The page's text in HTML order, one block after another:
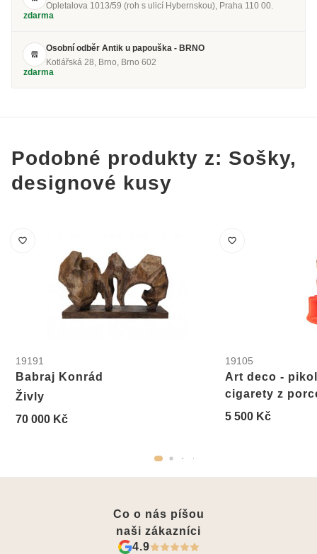
Opletalova 1013/59 (roh s ulicí Hybernskou), Praha 110 00.
zdarma
Osobní odběr Antik u papouška - BRNO
Kotlářská 28, Brno, Brno 602
zdarma
Podobné produkty z: Sošky,
designové kusy
19191
Babraj Konrád
Živly
70 000 Kč
19105
Art deco -
cigarety z
5 500 Kč
Co o nás píšou
naši zákazníci
4.9